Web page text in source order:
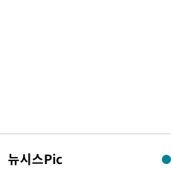
뉴시스Pic